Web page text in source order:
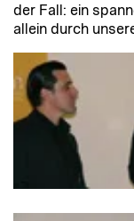
der Fall: ein
allein durch